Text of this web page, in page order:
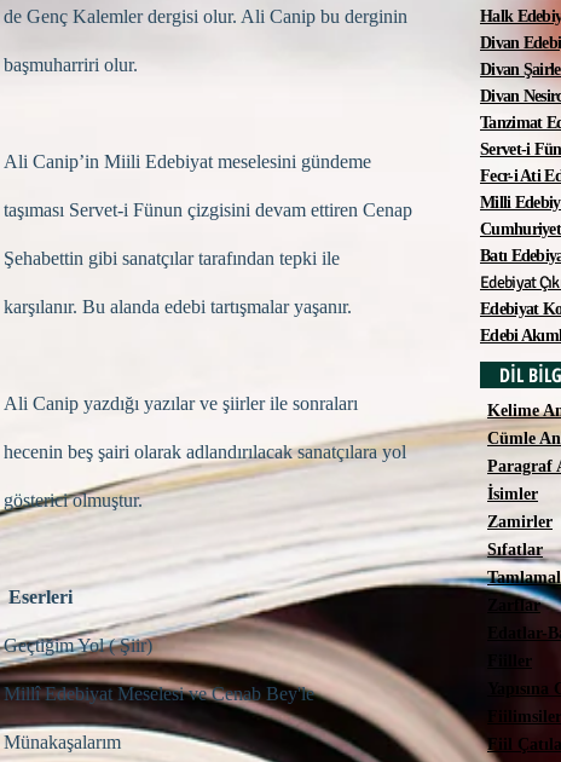
de Genç Kalemler dergisi olur. Ali Canip bu derginin
başmuharriri olur.
Ali Canip’in Miili Edebiyat meselesini gündeme
taşıması Servet-i Fünun çizgisini devam ettiren Cenap
Şehabettin gibi sanatçılar tarafından tepki ile
karşılanır. Bu alanda edebi tartışmalar yaşanır.
Ali Canip yazdığı yazılar ve şiirler ile sonraları
hecenin beş şairi olarak adlandırılacak sanatçılara yol
gösterici olmuştur.
Eserleri
Geçtiğim Yol ( Şiir)
Millî Edebiyat Meselesi ve Cenab Bey'le
Münakaşalarım
Halk
Divan
Divan
Divan
Tanzimat
Servet-i
Fecr-i Ati
Milli
Cumhuriyet
Batı
Edebiyat
Edebiyat
Edebi
DİL
Kelime
Cümle
Paragraf
İsimler
Zamirler
Sıfatlar
Zarflar
Edatlar-
Fiiller
Fiilimsiler
Fiil